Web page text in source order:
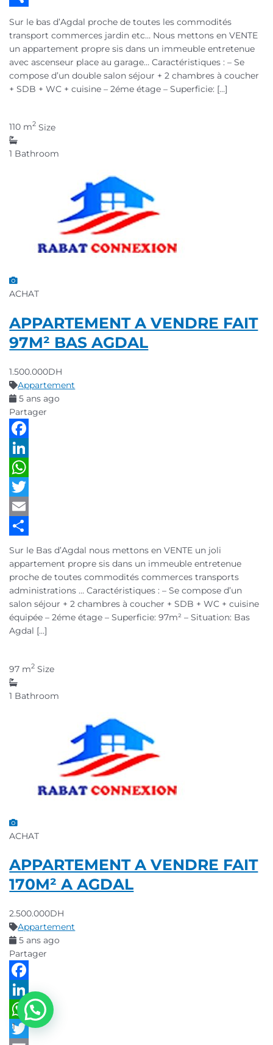
Partager
Sur le bas d’Agdal proche de toutes les commodités
transport commerces jardin etc… Nous mettons en VENTE
un appartement propre sis dans un immeuble entretenue
avec ascenseur place au garage… Caractéristiques : – Se
compose d’un double salon séjour + 2 chambres à coucher
+ SDB + WC + cuisine – 2éme étage – Superficie: […]
110 m2 Size
1 Bathroom
ACHAT
APPARTEMENT A VENDRE FAIT
97M² BAS AGDAL
1.500.000DH
Appartement
5 ans ago
Partager
Facebook
LinkedIn
WhatsApp
Twitter
Email
Partager
Sur le Bas d’Agdal nous mettons en VENTE un joli
appartement propre sis dans un immeuble entretenue
proche de toutes commodités commerces transports
administrations … Caractéristiques : – Se compose d’un
salon séjour + 2 chambres à coucher + SDB + WC + cuisine
équipée – 2éme étage – Superficie: 97m² – Situation: Bas
Agdal […]
97 m2 Size
1 Bathroom
ACHAT
APPARTEMENT A VENDRE FAIT
170M² A AGDAL
2.500.000DH
Appartement
5 ans ago
Partager
Facebook
LinkedIn
WhatsApp
1